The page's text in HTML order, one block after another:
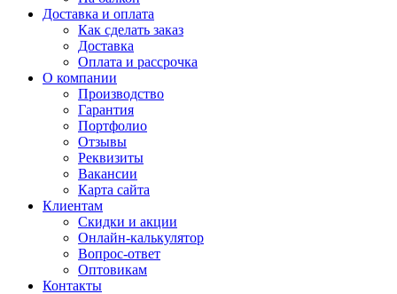
Доставка и оплата
Как сделать заказ
Доставка
Оплата и рассрочка
О компании
Производство
Гарантия
Портфолио
Отзывы
Реквизиты
Вакансии
Карта сайта
Клиентам
Скидки и акции
Онлайн-калькулятор
Вопрос-ответ
Оптовикам
Контакты